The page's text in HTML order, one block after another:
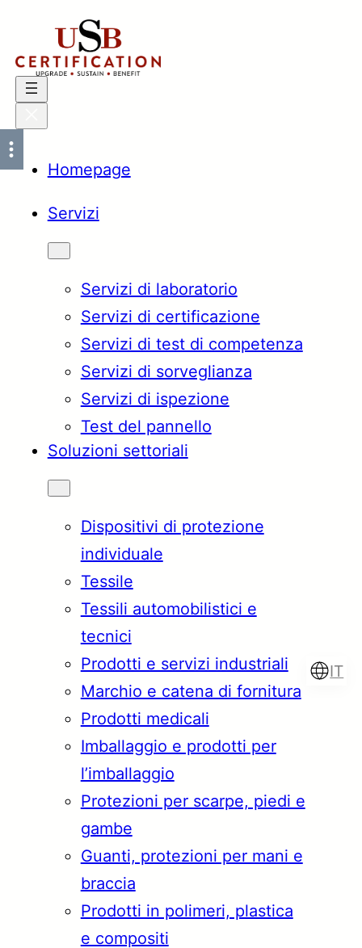
contenuto
Homepage
Servizi
Servizi di laboratorio
Servizi di certificazione
Servizi di test di competenza
Servizi di sorveglianza
Servizi di ispezione
Test del pannello
Soluzioni settoriali
Dispositivi di protezione
individuale
Tessile
Tessili automobilistici e
tecnici
Prodotti e servizi industriali
Marchio e catena di fornitura
Prodotti medicali
Imballaggio e prodotti per
l’imballaggio
Protezioni per scarpe, piedi e
gambe
Guanti, protezioni per mani e
braccia
Prodotti in polimeri, plastica
e compositi
IT
Türkçe
Français Italiano